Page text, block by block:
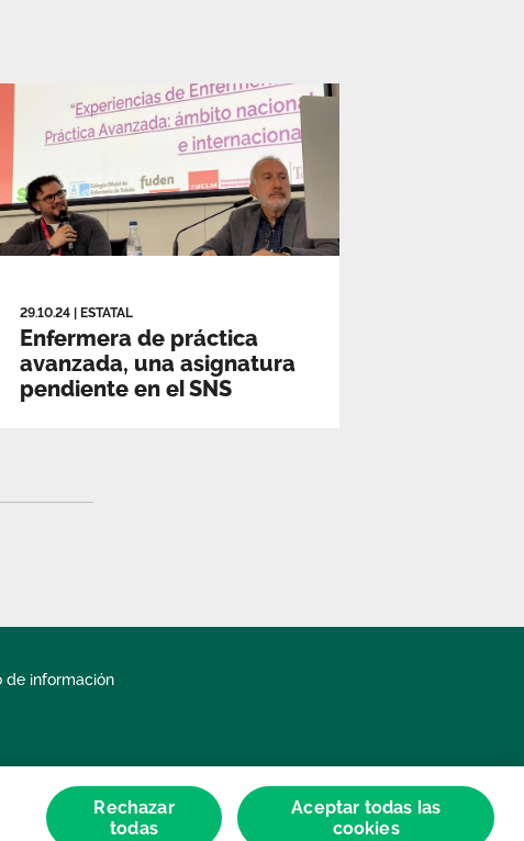
29.10.24 ESTATAL
Enfermera de práctica
avanzada, una asignatura
pendiente en el SNS
de información
Rechazar
todas
Aceptar todas las
cookies